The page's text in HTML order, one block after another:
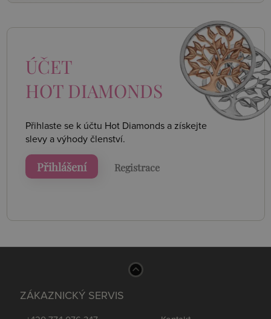
ÚČET
HOT DIAMONDS
Přihlaste se k účtu Hot Diamonds a získejte
slevy a výhody členství.
Přihlášení Registrace
ZÁKAZNICKÝ SERVIS